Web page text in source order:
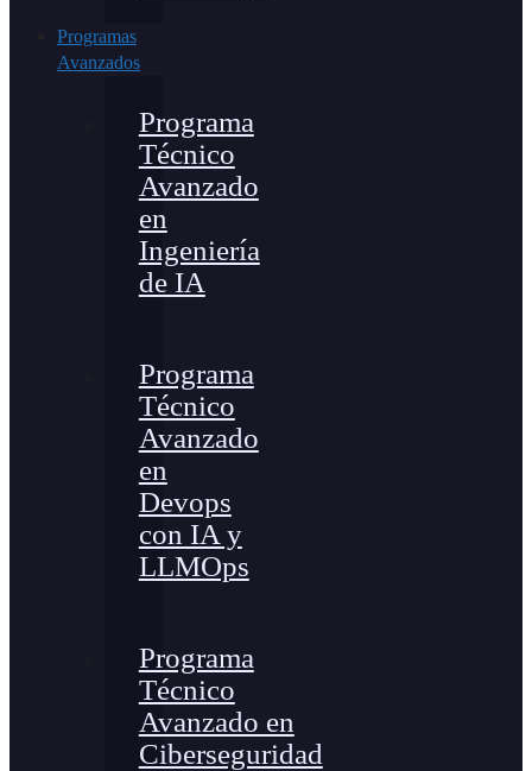
Programas
Avanzados
Programa
Técnico
Avanzado
en
Ingeniería
de IA
Programa
Técnico
Avanzado
en
Devops
con IA y
LLMOps
Programa
Técnico
Avanzado en
Ciberseguridad